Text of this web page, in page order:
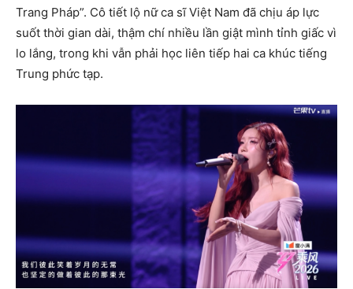
Trang Pháp”. Cô tiết lộ nữ ca sĩ Việt Nam đã chịu áp lực
suốt thời gian dài, thậm chí nhiều lần giật mình tỉnh giấc vì
lo lắng, trong khi vẫn phải học liên tiếp hai ca khúc tiếng
Trung phức tạp.